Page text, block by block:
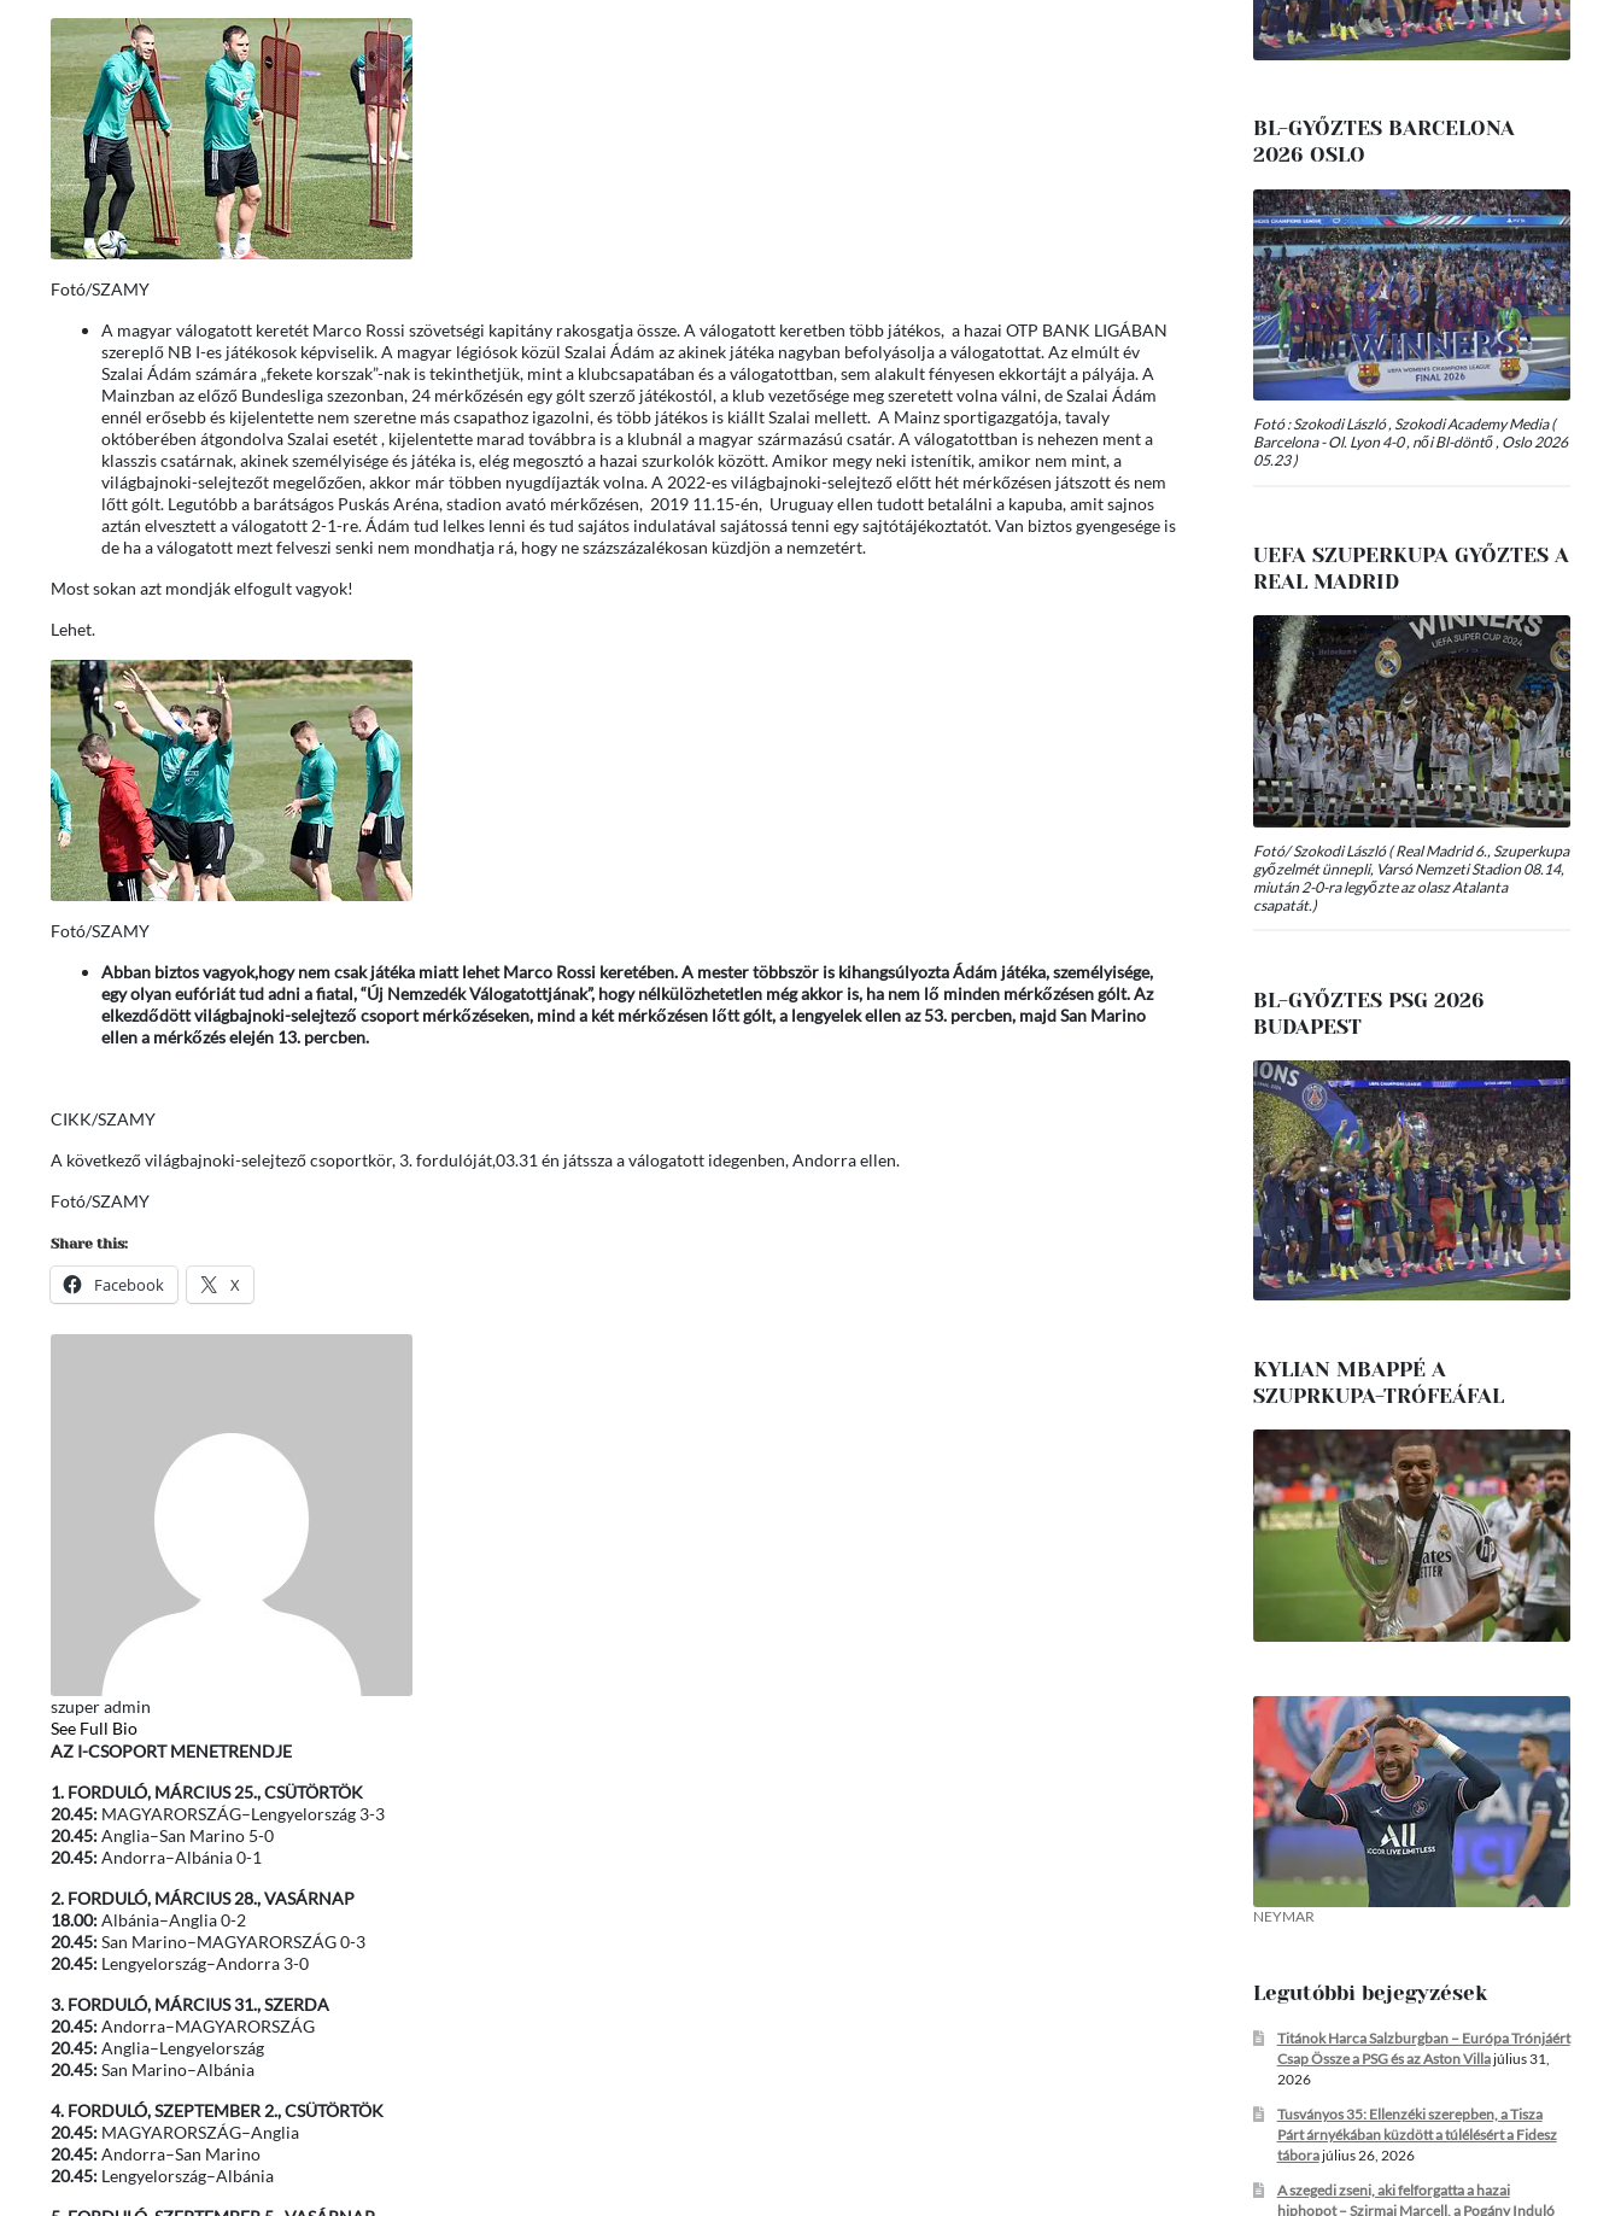
Fotó/SZAMY
A magyar válogatott keretét Marco Rossi szövetségi kapitány rakosgatja össze. A válogatott keretben több játékos, a hazai OTP BANK LIGÁBAN
szereplő NB I-es játékosok képviselik. A magyar légiósok közül Szalai Ádám az akinek játéka nagyban befolyásolja a válogatottat. Az elmúlt év
Szalai Ádám számára „fekete korszak”-nak is tekinthetjük, mint a klubcsapatában és a válogatottban, sem alakult fényesen ekkortájt a pályája. A
Mainzban az előző Bundesliga szezonban, 24 mérkőzésén egy gólt szerző játékostól, a klub vezetősége meg szeretett volna válni, de Szalai Ádám
ennél erősebb és kijelentette nem szeretne más csapathoz igazolni, és több játékos is kiállt Szalai mellett. A Mainz sportigazgatója, tavaly
októberében átgondolva Szalai esetét , kijelentette marad továbbra is a klubnál a magyar származású csatár. A válogatottban is nehezen ment a
klasszis csatárnak, akinek személyisége és játéka is, elég megosztó a hazai szurkolók között. Amikor megy neki istenítik, amikor nem mint, a
világbajnoki-selejtezőt megelőzően, akkor már többen nyugdíjazták volna. A 2022-es világbajnoki-selejtező előtt hét mérkőzésen játszott és nem
lőtt gólt. Legutóbb a barátságos Puskás Aréna, stadion avató mérkőzésen, 2019 11.15-én, Uruguay ellen tudott betalálni a kapuba, amit sajnos
aztán elvesztett a válogatott 2-1-re. Ádám tud lelkes lenni és tud sajátos indulatával sajátossá tenni egy sajtótájékoztatót. Van biztos gyengesége is
de ha a válogatott mezt felveszi senki nem mondhatja rá, hogy ne százszázalékosan küzdjön a nemzetért.
Most sokan azt mondják elfogult vagyok!
Lehet.
Fotó/SZAMY
Abban biztos vagyok,hogy nem csak játéka miatt lehet Marco Rossi keretében. A mester többször is kihangsúlyozta Ádám játéka, személyisége,
egy olyan eufóriát tud adni a fiatal, “Új Nemzedék Válogatottjának”, hogy nélkülözhetetlen még akkor is, ha nem lő minden mérkőzésen gólt. Az
elkezdődött világbajnoki-selejtező csoport mérkőzéseken, mind a két mérkőzésen lőtt gólt, a lengyelek ellen az 53. percben, majd San Marino
ellen a mérkőzés elején 13. percben.
CIKK/SZAMY
A következő világbajnoki-selejtező csoportkör, 3. fordulóját,03.31 én játssza a válogatott idegenben, Andorra ellen.
Fotó/SZAMY
Share this:
Facebook X
szuper admin
See Full Bio
AZ I-CSOPORT MENETRENDJE
1. FORDULÓ, MÁRCIUS 25., CSÜTÖRTÖK
20.45: MAGYARORSZÁG–Lengyelország 3-3
20.45:Anglia–San Marino 5-0
20.45:Andorra–Albánia 0-1
2. FORDULÓ, MÁRCIUS 28., VASÁRNAP
18.00:Albánia–Anglia 0-2
20.45:San Marino–MAGYARORSZÁG 0-3
20.45: Lengyelország–Andorra 3-0
3. FORDULÓ, MÁRCIUS 31., SZERDA
20.45:Andorra–MAGYARORSZÁG
20.45:Anglia–Lengyelország
20.45:San Marino–Albánia
4. FORDULÓ, SZEPTEMBER 2., CSÜTÖRTÖK
20.45: MAGYARORSZÁG–Anglia
20.45:Andorra–San Marino
20.45: Lengyelország–Albánia
BL-GYŐZTES BARCELONA
2026 OSLO
Fotó : Szokodi László , Szokodi Academy Media (
Barcelona - Ol. Lyon 4-0 , női Bl-döntő , Oslo 2026
05.23 )
UEFA SZUPERKUPA GYŐZTES A
REAL MADRID
Fotó/ Szokodi László ( Real Madrid 6., Szuperkupa
győzelmét ünnepli, Varsó Nemzeti Stadion 08.14,
miután 2-0-ra legyőzte az olasz Atalanta
csapatát.)
BL-GYŐZTES PSG 2026
BUDAPEST
KYLIAN MBAPPÉ A
SZUPRKUPA-TRÓFEÁFAL
NEYMAR
Legutóbbi bejegyzések
Titánok Harca Salzburgban – Európa Trónjáért
Csap Össze a PSG és az Aston Villajúlius 31,
2026
Tusványos 35: Ellenzéki szerepben, a Tisza
Párt árnyékában küzdött a túlélésért a Fidesz
táborajúlius 26, 2026
A szegedi zseni, aki felforgatta a hazai
hiphopot – Szirmai Marcell, a Pogány Induló